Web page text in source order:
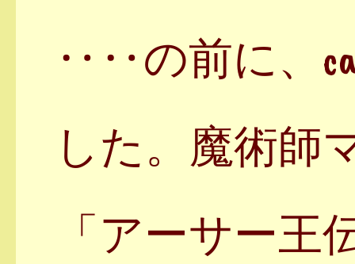
‥‥の前に、
した。魔術師
「アーサー王